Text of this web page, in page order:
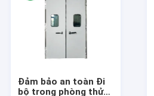
Về chúng tôi
Tham quan nhà máy
Đảm bảo an toàn Đi
bộ trong phòng thử